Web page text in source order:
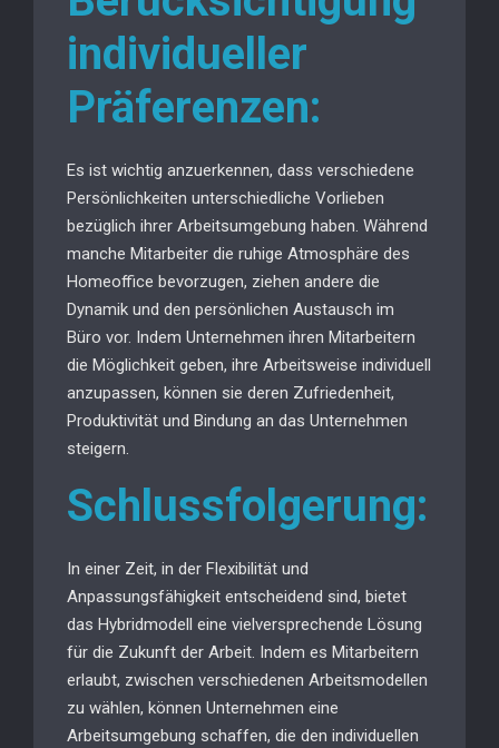
individueller
Präferenzen:
Es ist wichtig anzuerkennen, dass verschiedene
Persönlichkeiten unterschiedliche Vorlieben
bezüglich ihrer Arbeitsumgebung haben. Während
manche Mitarbeiter die ruhige Atmosphäre des
Homeoffice bevorzugen, ziehen andere die
Dynamik und den persönlichen Austausch im
Büro vor. Indem Unternehmen ihren Mitarbeitern
die Möglichkeit geben, ihre Arbeitsweise individuell
anzupassen, können sie deren Zufriedenheit,
Produktivität und Bindung an das Unternehmen
steigern.
Schlussfolgerung:
In einer Zeit, in der Flexibilität und
Anpassungsfähigkeit entscheidend sind, bietet
das Hybridmodell eine vielversprechende Lösung
für die Zukunft der Arbeit. Indem es Mitarbeitern
erlaubt, zwischen verschiedenen Arbeitsmodellen
zu wählen, können Unternehmen eine
Arbeitsumgebung schaffen, die den individuellen